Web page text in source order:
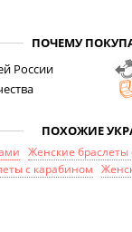
ПОЧЕМУ
России
ПОХОЖИЕ
Женские браслеты
с карабином